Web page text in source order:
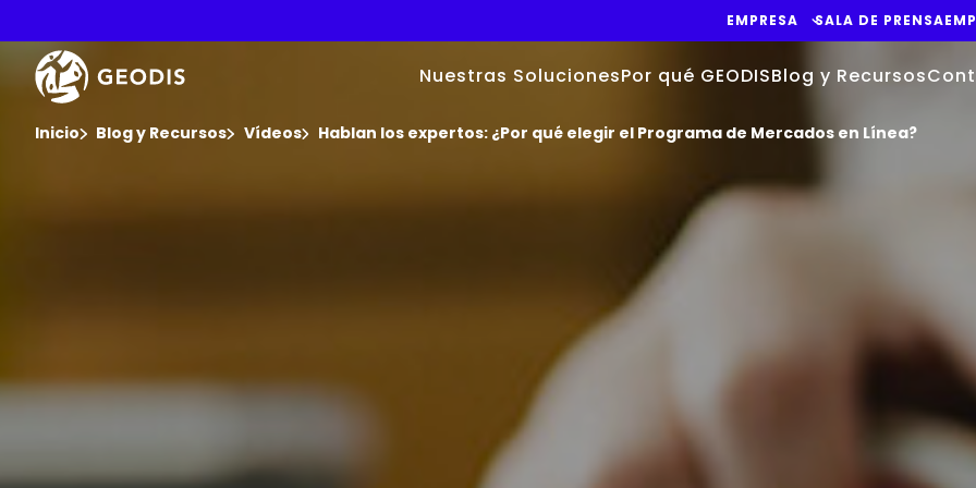
main
content
EMPRESA SALA DE PRENSA
Nuestras SolucionesPor qué GEODISBlog y Recursos
Inicio Blog y Recursos Vídeos Hablan los expertos: ¿Por qué elegir el Programa de Mercados en Línea?
Video
Player
Keepeek